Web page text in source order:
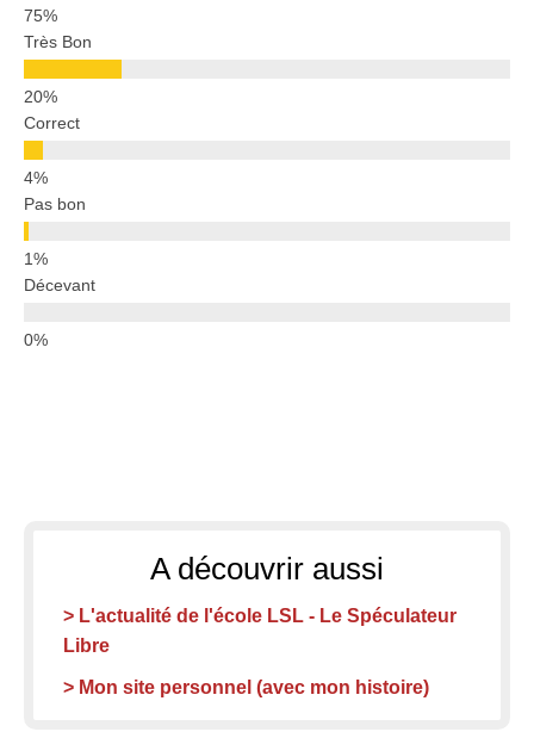
Très Bon
Correct
Pas bon
Décevant
A découvrir aussi
> L'actualité de l'école LSL - Le Spéculateur
Libre
> Mon site personnel (avec mon histoire)